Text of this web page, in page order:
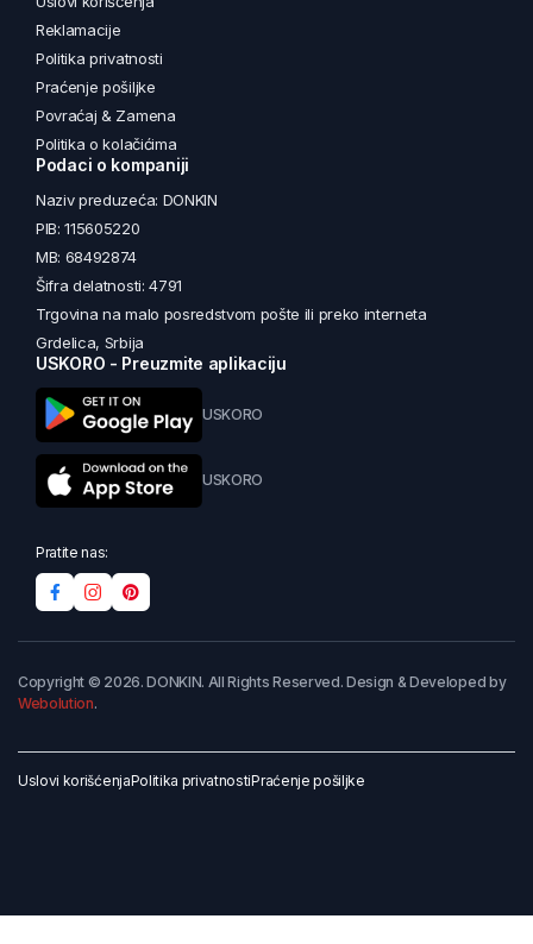
Reklamacije
Politika privatnosti
Praćenje pošiljke
Povraćaj & Zamena
Politika o kolačićima
Podaci o kompaniji
Naziv preduzeća: DONKIN
PIB: 115605220
MB: 68492874
Šifra delatnosti: 4791
Trgovina na malo posredstvom pošte ili preko interneta
Grdelica, Srbija
USKORO - Preuzmite aplikaciju
USKORO
USKORO
Pratite nas:
Copyright © 2026. DONKIN. All Rights Reserved. Design & Developed by
Webolution.
Uslovi korišćenjaPolitika privatnostiPraćenje pošiljke